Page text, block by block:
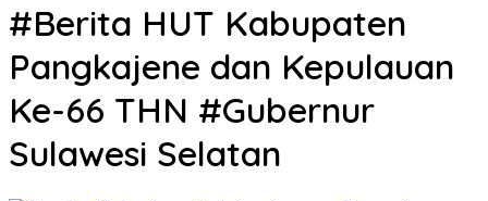
#Berita HUT Kabupaten
Pangkajene dan Kepulauan
Ke-66 THN #Gubernur
Sulawesi Selatan